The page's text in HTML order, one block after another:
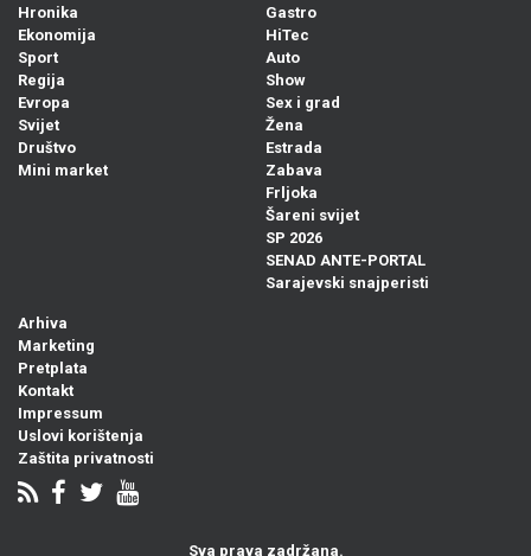
Hronika
Ekonomija
Sport
Regija
Evropa
Svijet
Društvo
Mini market
Gastro
HiTec
Auto
Show
Sex i grad
Žena
Estrada
Zabava
Frljoka
Šareni svijet
SP 2026
SENAD ANTE-PORTAL
Sarajevski snajperisti
Arhiva
Marketing
Pretplata
Kontakt
Impressum
Uslovi korištenja
Zaštita privatnosti
Sva prava zadržana.